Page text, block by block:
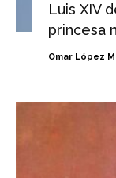
Luis XIV
princesa
Omar López